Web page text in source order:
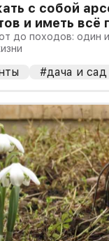
с собой
и иметь всё
до походов: один
#дача и сад